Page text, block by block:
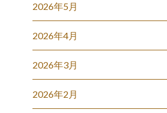
2026年5月
2026年4月
2026年3月
2026年2月